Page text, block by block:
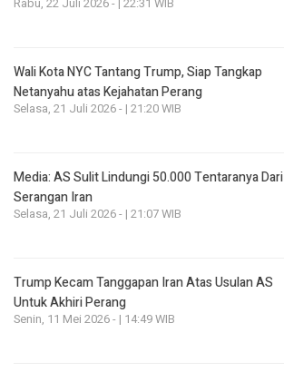
Rabu, 22 Juli 2026 - | 22:31 WIB
Wali Kota NYC Tantang Trump, Siap Tangkap
Netanyahu atas Kejahatan Perang
Selasa, 21 Juli 2026 - | 21:20 WIB
Media: AS Sulit Lindungi 50.000 Tentaranya Dari
Serangan Iran
Selasa, 21 Juli 2026 - | 21:07 WIB
Trump Kecam Tanggapan Iran Atas Usulan AS
Untuk Akhiri Perang
Senin, 11 Mei 2026 - | 14:49 WIB